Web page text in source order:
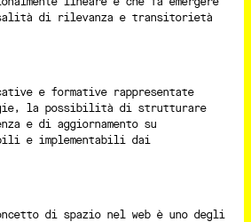
di rilevanza e transitorietà
e formative rappresentate
la possibilità di strutturare
e di aggiornamento su
e implementabili dai
di spazio nel web è uno degli